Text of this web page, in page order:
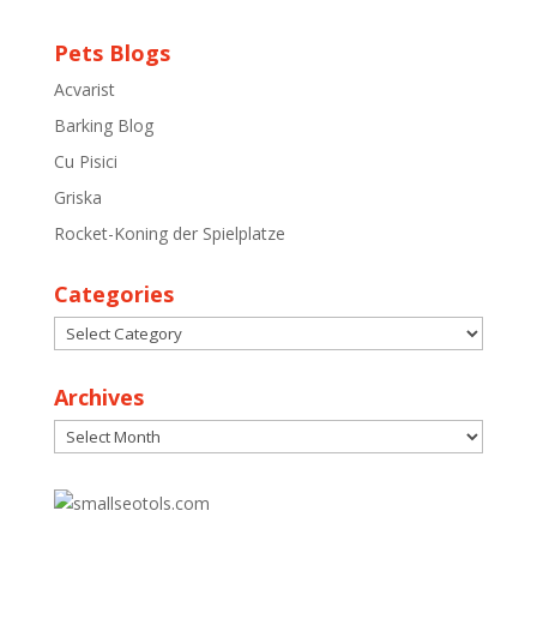
Pets Blogs
Acvarist
Barking Blog
Cu Pisici
Griska
Rocket-Koning der Spielplatze
Categories
Categories
Archives
Archives